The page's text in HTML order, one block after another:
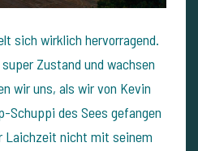
sich wirklich hervorragend.
Zustand und wachsen
wir uns, als wir von Kevin
Schuppi des Sees gefangen
Laichzeit nicht mit seinem